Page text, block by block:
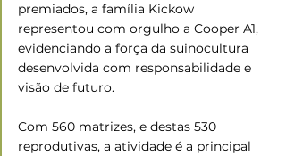
premiados, a família Kickow
representou com orgulho a Cooper A1,
evidenciando a força da suinocultura
desenvolvida com responsabilidade e
visão de futuro.
Com 560 matrizes, e destas 530
reprodutivas, a atividade é a principal